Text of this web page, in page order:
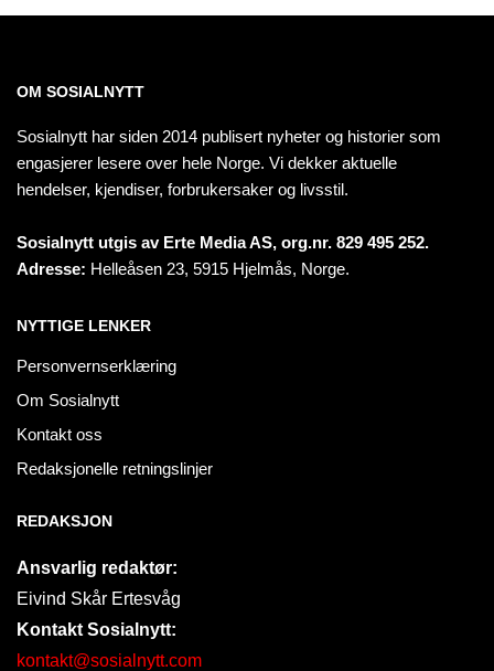
OM SOSIALNYTT
Sosialnytt har siden 2014 publisert nyheter og historier som
engasjerer lesere over hele Norge. Vi dekker aktuelle
hendelser, kjendiser, forbrukersaker og livsstil.
Sosialnytt utgis av Erte Media AS, org.nr. 829 495 252.
Adresse: Helleåsen 23, 5915 Hjelmås, Norge.
NYTTIGE LENKER
Personvernserklæring
Om Sosialnytt
Kontakt oss
Redaksjonelle retningslinjer
REDAKSJON
Ansvarlig redaktør:
Eivind Skår Ertesvåg
Kontakt Sosialnytt:
kontakt@sosialnytt.com